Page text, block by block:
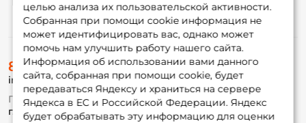
целью анализа их пользовательской активности.
Собранная при помощи cookie информация не
может идентифицировать вас, однако может
помочь нам улучшить работу нашего сайта.
Информация об использовании вами данного
сайта, собранная при помощи cookie, будет
передаваться Яндексу и храниться на сервере
Яндекса в ЕС и Российской Федерации. Яндекс
будет обрабатывать эту информацию для оценки
Информация
О магазине
Доставка
Оплата
Fox-bonus
Гуру
8 (495) 532-77-88
info@foxfishing.ru
По вопросам с заказом
г. Москва, ул. Плеханова д.7